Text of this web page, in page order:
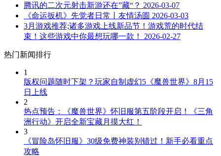
腾讯的二次元射击新游还在”藏“？ 2026-03-07
《命运扳机》先觉者日常丨友情汤圆 2026-03-03
3月游戏推荐;诸多游戏上线新品节！游戏荒的时代结
束！这些游戏中你最想玩哪一款！
2026-02-27
热门新闻排行
1
版权问题随时下架？玩家自制虚幻5《魔兽世界》8月15
日上线
2
热点预告：《魔兽世界》怀旧服第五阶段开启！《三角
洲行动》开启全新宝藏月摸大红！
3
《冒险岛怀旧服》30级免费神装别错过！新手必看重点
攻略